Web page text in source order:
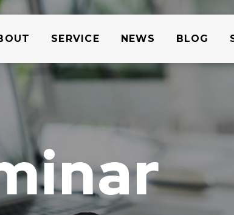
SERVICE NEWS BLOG